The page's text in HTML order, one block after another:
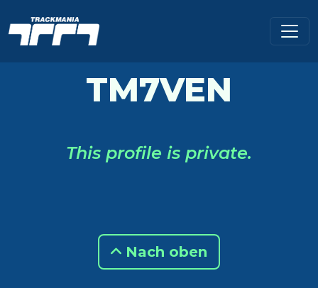
TM7VEN
This profile is private.
Nach oben